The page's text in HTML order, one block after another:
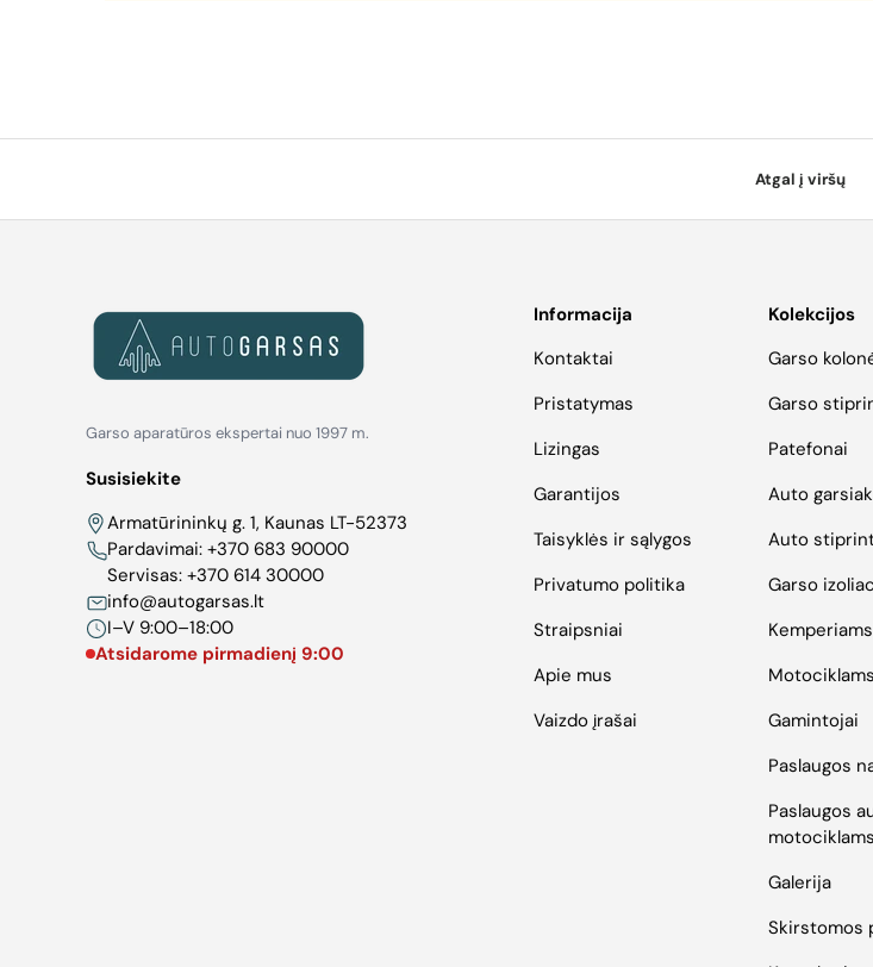
Atgal į viršų
Garso aparatūros ekspertai nuo 1997 m.
Susisiekite
Armatūrininkų g. 1, Kaunas LT-52373
Pardavimai: +370 683 90000
Servisas: +370 614 30000
info@autogarsas.lt
I–V 9:00–18:00
Atsidarome pirmadienį 9:00
Informacija
Kontaktai
Pristatymas
Lizingas
Garantijos
Taisyklės ir sąlygos
Privatumo politika
Straipsniai
Apie mus
Vaizdo įrašai
Kolekcijos
Garso
Garso
Patefonai
Auto
Auto
Garso
Kemperiams
Motociklams
Gamintojai
Paslaugos
Paslaugos
Galerija
Skirstomos